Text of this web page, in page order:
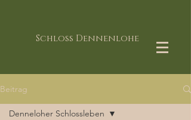
Schloss Dennenlohe
Beitrag
Denneloher Schlossleben